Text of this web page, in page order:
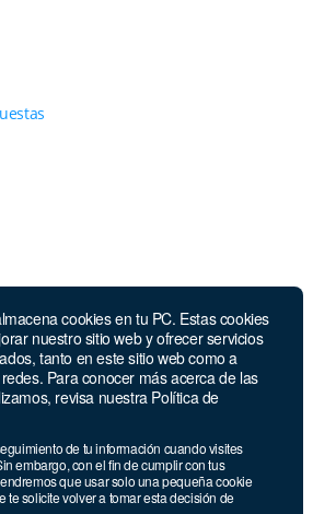
cookies en tu PC. Estas cookies
nuestro sitio web y ofrecer servicios
tanto en este sitio web como a
Para conocer más acerca de las
revisa nuestra Política de
de tu información cuando visites
embargo, con el fin de cumplir con tus
que usar solo una pequeña cookie
te solicite volver a tomar esta decisión de
7 a.m.
de
de 8 a.m. a 2 p.m.
202 129